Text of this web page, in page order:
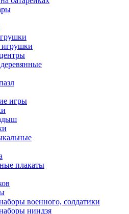
игрушки
игры
плакаты
военного, солдатики
ниндзя